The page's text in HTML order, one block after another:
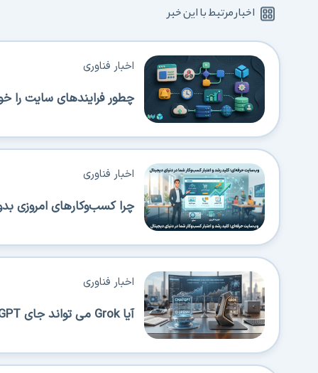
اخبار مرتبط با این خبر
چطور فرایندهای سایت را
اخبار فناوری
چرا کسب‌وکارهای امروزی
اخبار فناوری
آیا Grok می تواند جای ChatGPT را بگیرد؟
اخبار فناوری